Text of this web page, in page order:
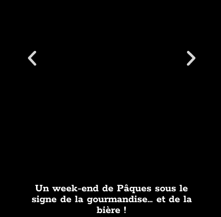
Un week-end de Pâques sous le
signe de la gourmandise… et de la
bière !